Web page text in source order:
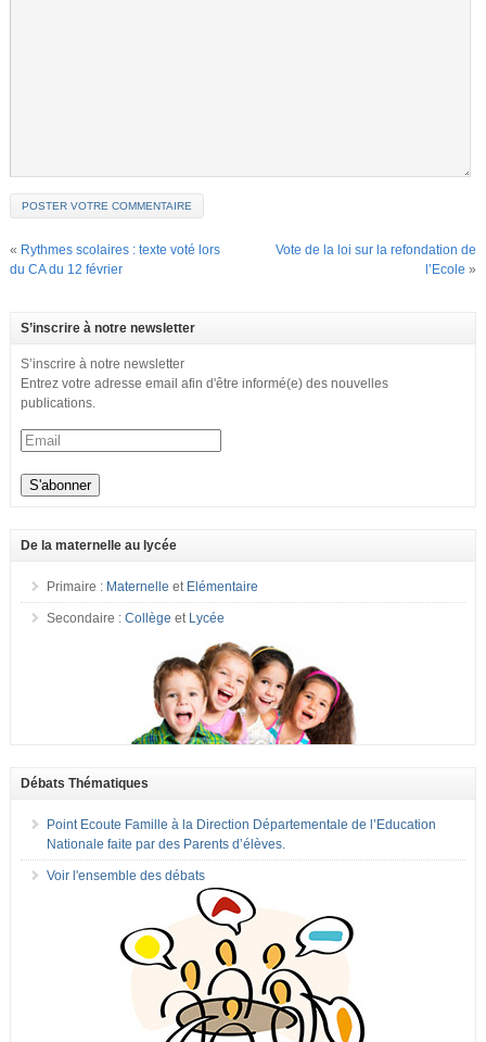
« Rythmes scolaires : texte voté lors
du CA du 12 février
Vote de la loi sur la refondation de
l’Ecole »
S’inscrire à notre newsletter
S’inscrire à notre newsletter
Entrez votre adresse email afin d'être informé(e) des nouvelles
publications.
De la maternelle au lycée
Primaire : Maternelle et Elémentaire
Secondaire : Collège et Lycée
Débats Thématiques
Point Ecoute Famille à la Direction Départementale de l’Education
Nationale faite par des Parents d’élèves.
Voir l'ensemble des débats